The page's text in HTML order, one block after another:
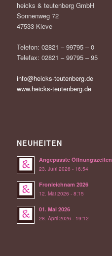
heicks & teutenberg GmbH
Sonnenweg 72
47533 Kleve
Telefon: 02821 – 99795 – 0
Telefax: 02821 – 99795 – 95
info@heicks-teutenberg.de
www.heicks-teutenberg.de
NEUHEITEN
Angepasste Öffnungszeiten
23. Juni 2026 - 16:54
Fronleichnam 2026
12. Mai 2026 - 8:15
01. Mai 2026
28. April 2026 - 19:12